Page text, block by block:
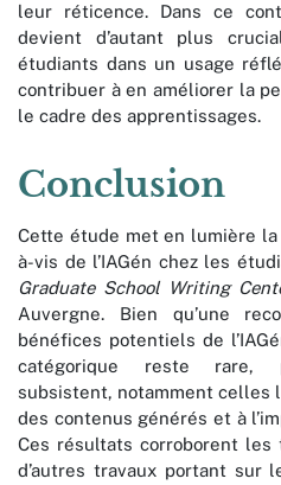
leur réticence. Dans ce
devient d’autant plus
étudiants dans un usage
contribuer à en améliorer la
le cadre des apprentissages.
Conclusion
Cette étude met en lumière
à-vis de l’IAGén chez les
Graduate School Writing
Auvergne. Bien qu’une
bénéfices potentiels de
catégorique reste rare,
subsistent, notamment celles
des contenus générés et à
Ces résultats corroborent les
d’autres travaux portant sur